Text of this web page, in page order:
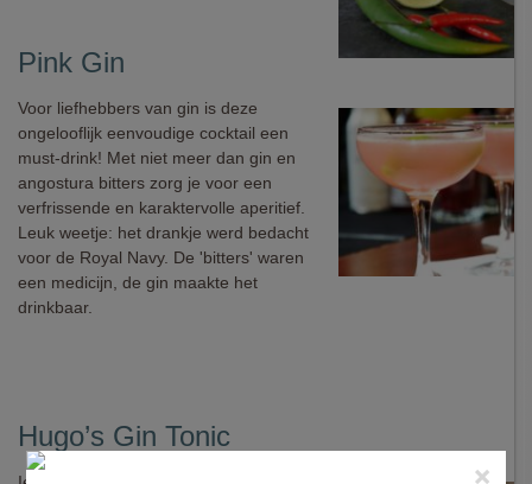
Pink Gin
Voor liefhebbers van gin is deze
ongelooflijk eenvoudige cocktail een
must-drink! Met niet meer dan gin en
angostura bitters zorg je voor een
verfrissende en karaktervolle aperitief.
Leuk weetje: het drankje werd bedacht
voor de Royal Navy. De 'bitters' waren
een medicijn, de gin maakte het
drinkbaar.
Hugo’s Gin Tonic
×